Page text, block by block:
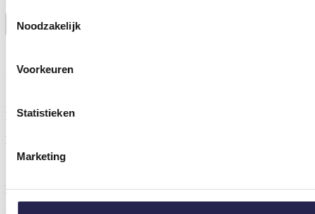
Toestemmingsselectie
Noodzakelijk
Voorkeuren
Statistieken
Marketing
Schiedam Beweegt
Adres
Dijkgraafstraat 4, 2288 JA Rijswijk
Rekeningnummer / IBAN
NL91 INGB 010 207 9242
Btw-nummer
NL864090377B01